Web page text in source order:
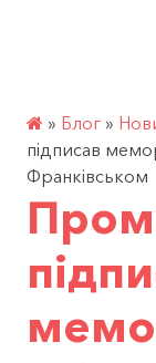
» Блог »
підписав
Франківськом